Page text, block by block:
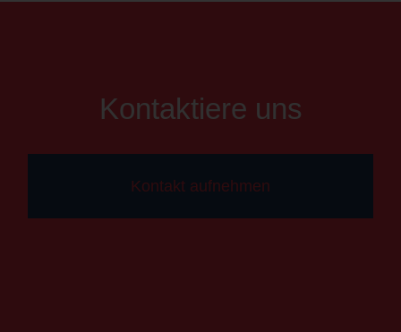
Kontaktiere uns
Kontakt aufnehmen